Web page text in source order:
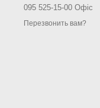
095 525-15-00 Офіс
Перезвонить вам?